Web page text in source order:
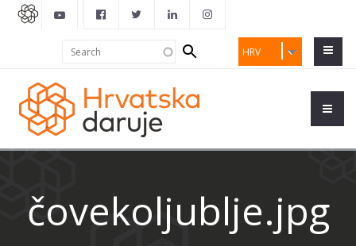
HRV
Search
form
čovekoljublje.jpg